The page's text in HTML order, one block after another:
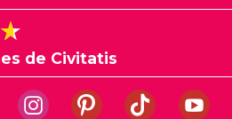
de Civitatis